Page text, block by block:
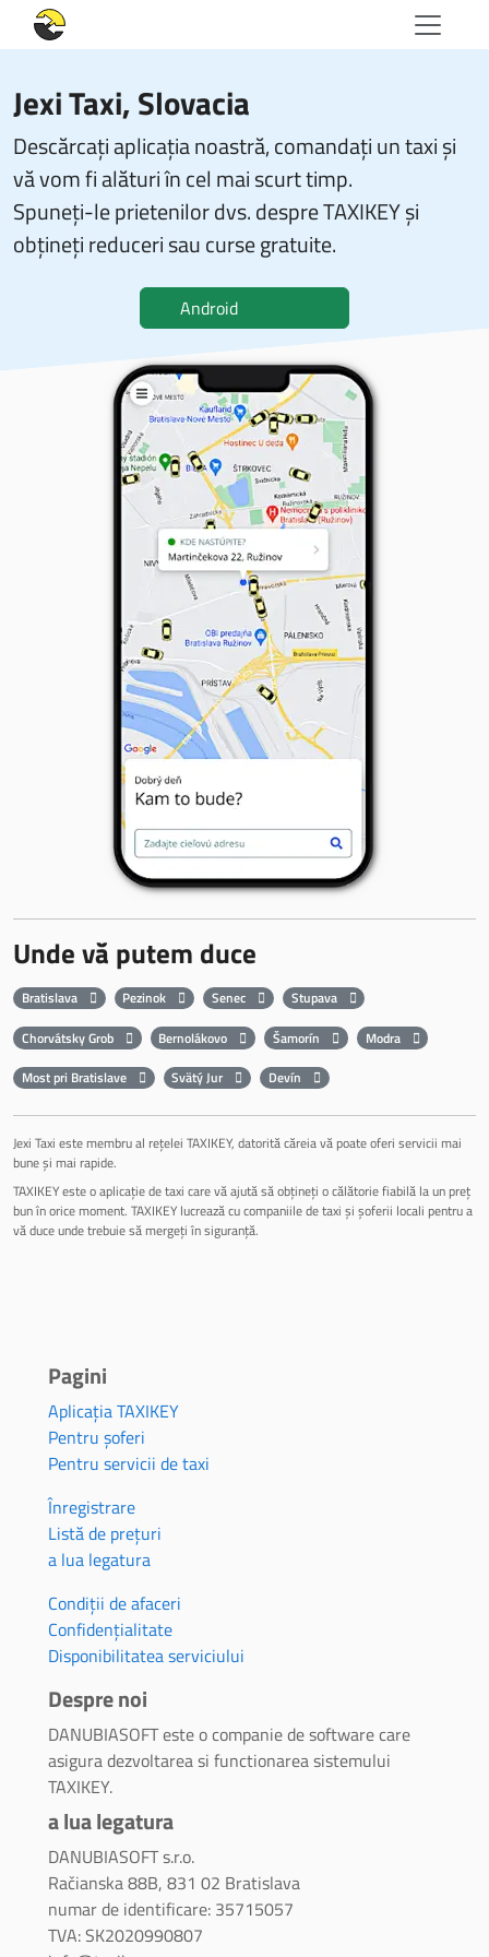
Jexi Taxi, Slovacia
Descărcați aplicația noastră, comandați un taxi și
vă vom fi alături în cel mai scurt timp.
Spuneți-le prietenilor dvs. despre TAXIKEY și
obțineți reduceri sau curse gratuite.
Android
Unde vă putem duce
Bratislava Pezinok Senec
Stupava
Chorvátsky Grob
Bernolákovo Šamorín
Modra
Most pri Bratislave
Svätý Jur Devín
Jexi Taxi este membru al rețelei TAXIKEY, datorită căreia vă poate oferi servicii mai
bune și mai rapide.
TAXIKEY este o aplicație de taxi care vă ajută să obțineți o călătorie fiabilă la un preț
bun în orice moment. TAXIKEY lucrează cu companiile de taxi și șoferii locali pentru a
vă duce unde trebuie să mergeți în siguranță.
Pagini
Aplicația TAXIKEY
Pentru șoferi
Pentru servicii de taxi
Înregistrare
Listă de prețuri
a lua legatura
Condiții de afaceri
Confidențialitate
Disponibilitatea serviciului
Despre noi
DANUBIASOFT este o companie de software care
asigura dezvoltarea si functionarea sistemului
TAXIKEY.
a lua legatura
DANUBIASOFT s.r.o.
Račianska 88B, 831 02 Bratislava
numar de identificare: 35715057
TVA: SK2020990807